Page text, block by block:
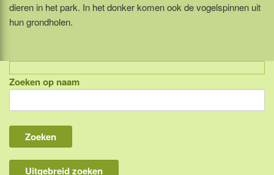
dieren in het park. In het donker komen ook de vogelspinnen uit
hun grondholen.
Indonesië, eilandcombinaties
Bali
Lombok
Flores & Komodo
Zoeken op naam
Uitgebreid zoeken